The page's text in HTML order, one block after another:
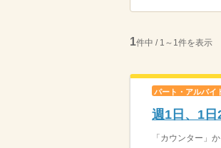
1件中 / 1～1件を表示
パート・アルバイ
週1日、1日
「カウンター」